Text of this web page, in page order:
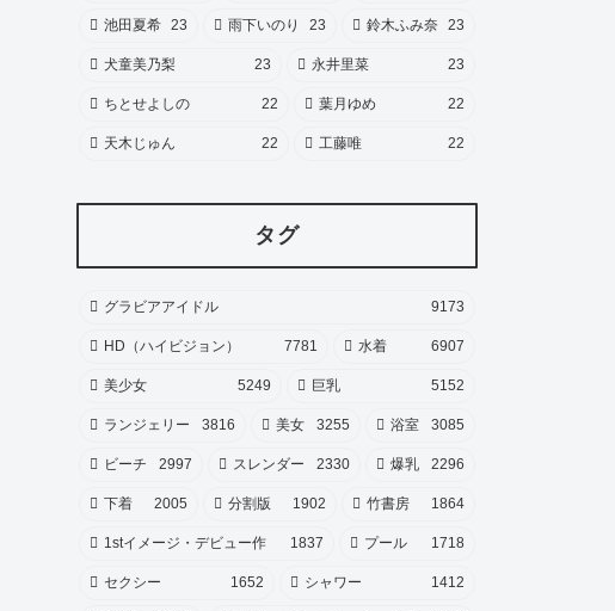
池田夏希 23 雨下いのり 23 鈴木ふみ奈 23
犬童美乃梨 23 永井里菜 23
ちとせよしの 22 葉月ゆめ 22
天木じゅん 22 工藤唯 22
タグ
グラビアアイドル 9173
HD（ハイビジョン） 7781 水着 6907
美少女 5249 巨乳 5152
ランジェリー 3816 美女 3255 浴室 3085
ビーチ 2997 スレンダー 2330 爆乳 2296
下着 2005 分割版 1902 竹書房 1864
1stイメージ・デビュー作 1837 プール 1718
セクシー 1652 シャワー 1412